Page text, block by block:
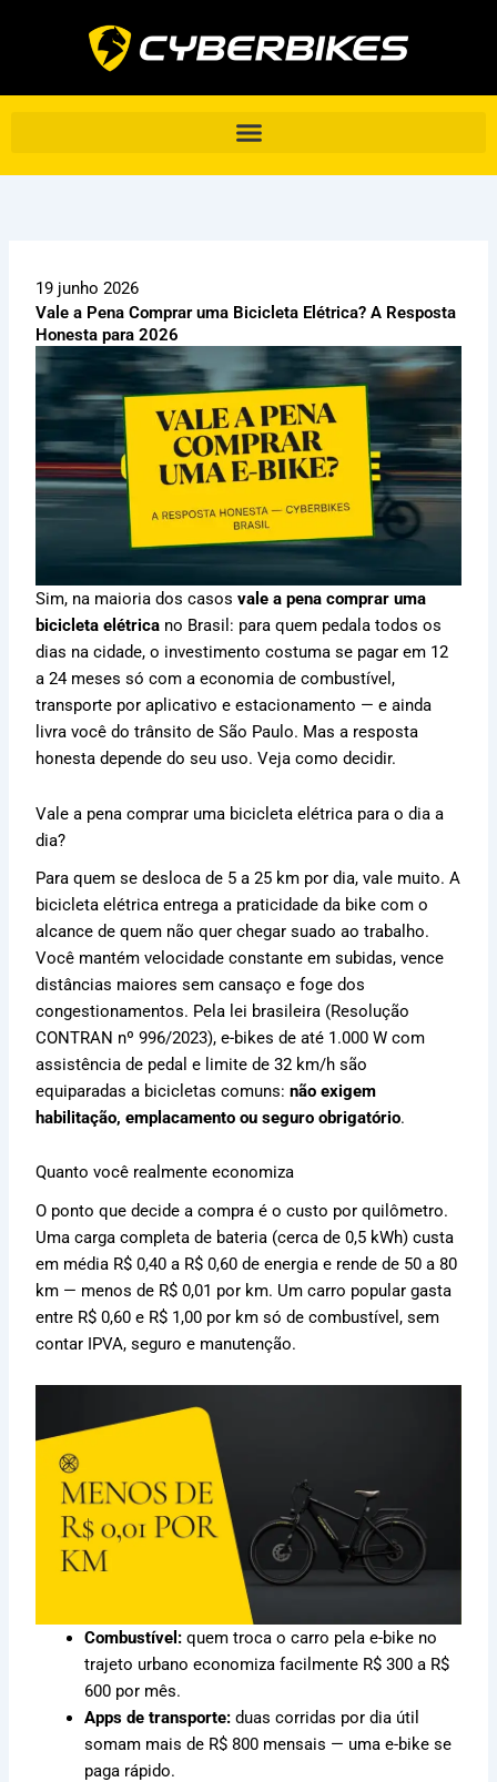
conteúdo
19 junho 2026
Vale a Pena Comprar uma Bicicleta Elétrica? A Resposta
Honesta para 2026
Sim, na maioria dos casosvale a pena comprar uma
bicicleta elétrica no Brasil: para quem pedala todos os
dias na cidade, o investimento costuma se pagar em 12
a 24 meses só com a economia de combustível,
transporte por aplicativo e estacionamento — e ainda
livra você do trânsito de São Paulo. Mas a resposta
honesta depende do seu uso. Veja como decidir.
Vale a pena comprar uma bicicleta elétrica para o dia a
dia?
Para quem se desloca de 5 a 25 km por dia, vale muito. A
bicicleta elétrica entrega a praticidade da bike com o
alcance de quem não quer chegar suado ao trabalho.
Você mantém velocidade constante em subidas, vence
distâncias maiores sem cansaço e foge dos
congestionamentos. Pela lei brasileira (Resolução
CONTRAN nº 996/2023), e-bikes de até 1.000 W com
assistência de pedal e limite de 32 km/h são
equiparadas a bicicletas comuns:não exigem
habilitação, emplacamento ou seguro obrigatório.
Quanto você realmente economiza
O ponto que decide a compra é o custo por quilômetro.
Uma carga completa de bateria (cerca de 0,5 kWh) custa
em média R$ 0,40 a R$ 0,60 de energia e rende de 50 a 80
km — menos de R$ 0,01 por km. Um carro popular gasta
entre R$ 0,60 e R$ 1,00 por km só de combustível, sem
contar IPVA, seguro e manutenção.
Combustível: quem troca o carro pela e-bike no
trajeto urbano economiza facilmente R$ 300 a R$
600 por mês.
Apps de transporte: duas corridas por dia útil
somam mais de R$ 800 mensais — uma e-bike se
paga rápido.